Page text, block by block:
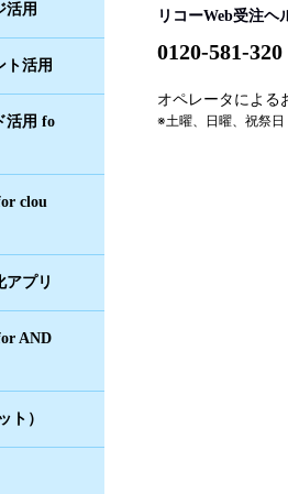
活用
ト活用
活用 fo
clou
アプリ
AND
ト）
リコーWeb受注ヘ
0120-581-320
オペレータによ
※土曜、日曜、祝祭